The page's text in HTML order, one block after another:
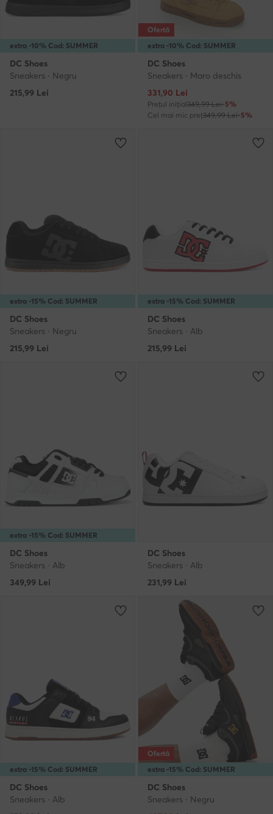
extra -10% Cod: SUMMER
DC Shoes
Sneakers · Negru
215,99 Lei
extra -10% Cod: SUMMER
Ofertă
DC Shoes
Sneakers · Maro deschis
Prețul actual
331,90 Lei
Prețul inițial349,99 Lei-5%
Cel mai mic preț349,99 Lei-5%
extra -15% Cod: SUMMER
DC Shoes
Sneakers · Negru
215,99 Lei
extra -15% Cod: SUMMER
DC Shoes
Sneakers · Alb
215,99 Lei
extra -15% Cod: SUMMER
DC Shoes
Sneakers · Alb
349,99 Lei
DC Shoes
Sneakers · Alb
231,99 Lei
extra -15% Cod: SUMMER
DC Shoes
Sneakers · Alb
extra -15% Cod: SUMMER
Ofertă
DC Shoes
Sneakers · Negru